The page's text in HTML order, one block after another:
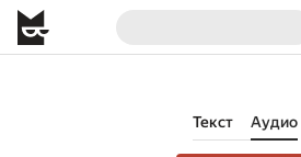
Текст Аудио